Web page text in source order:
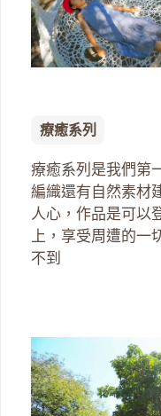
療癒系列
療癒系列是我們第
編織還有自然素材
人心，作品是可以
上，享受周遭的一
不到